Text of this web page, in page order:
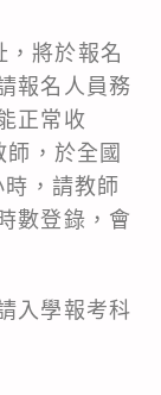
將於報名
報名人員務
正常收
於全國
，請教師
數登錄，會
入學報考科